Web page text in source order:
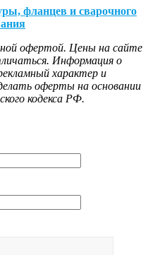
фланцев и сварочного
офертой. Цены на сайте
Информация о
характер и
оферты на основании
кодекса РФ.